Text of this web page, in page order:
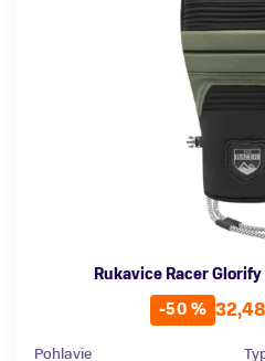
Rukavice Racer
-50 %
Pohlavie